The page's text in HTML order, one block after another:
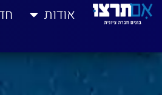
לתוכן אודות